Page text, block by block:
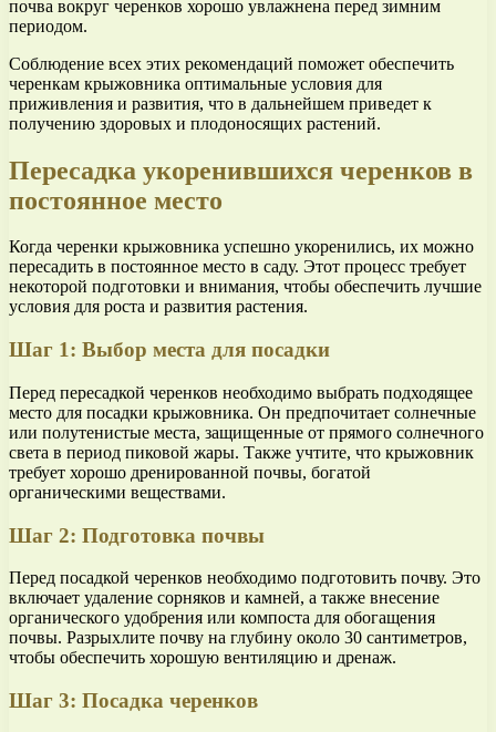
почва вокруг черенков хорошо увлажнена перед зимним
периодом.
Соблюдение всех этих рекомендаций поможет обеспечить
черенкам крыжовника оптимальные условия для
приживления и развития, что в дальнейшем приведет к
получению здоровых и плодоносящих растений.
Пересадка укоренившихся черенков в
постоянное место
Когда черенки крыжовника успешно укоренились, их можно
пересадить в постоянное место в саду. Этот процесс требует
некоторой подготовки и внимания, чтобы обеспечить лучшие
условия для роста и развития растения.
Шаг 1: Выбор места для посадки
Перед пересадкой черенков необходимо выбрать подходящее
место для посадки крыжовника. Он предпочитает солнечные
или полутенистые места, защищенные от прямого солнечного
света в период пиковой жары. Также учтите, что крыжовник
требует хорошо дренированной почвы, богатой
органическими веществами.
Шаг 2: Подготовка почвы
Перед посадкой черенков необходимо подготовить почву. Это
включает удаление сорняков и камней, а также внесение
органического удобрения или компоста для обогащения
почвы. Разрыхлите почву на глубину около 30 сантиметров,
чтобы обеспечить хорошую вентиляцию и дренаж.
Шаг 3: Посадка черенков